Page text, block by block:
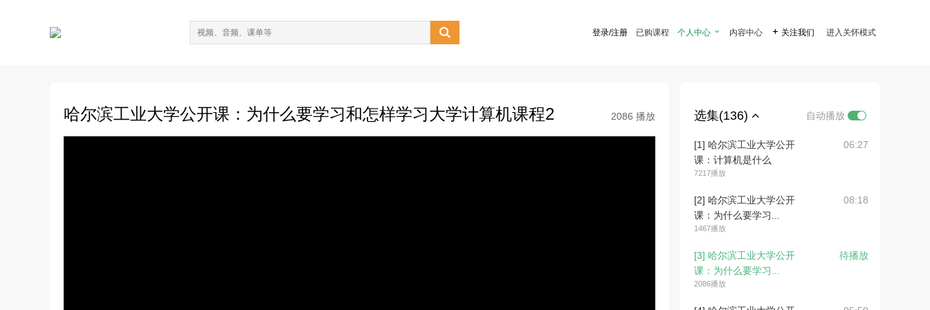
 登录/注册 已购课程 个人中心  内容中心  关注我们 进入关怀模式
哈尔滨工业大学公开课：为什么要学习和怎样学习大学计算机课程2 2086 播放 选集(136) 自动播放
[1] 哈尔滨工业大学公开
课：计算机是什么
7217播放
06:27
[2] 哈尔滨工业大学公开
课：为什么要学习...
1467播放
08:18
[3] 哈尔滨工业大学公开
课：为什么要学习...
2086播放
待播放